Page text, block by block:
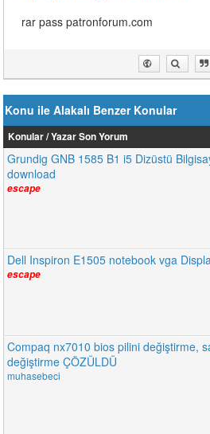
rar pass patronforum.com
Konu ile Alakalı Benzer Konular
Konular / Yazar Son Yorum
Grundig GNB 1585 B1 i5 Dizüstü
download
escape
Dell Inspiron E1505 notebook vga
escape
Compaq nx7010 bios pilini değiştirme,
değiştirme ÇÖZÜLDÜ
muhasebeci